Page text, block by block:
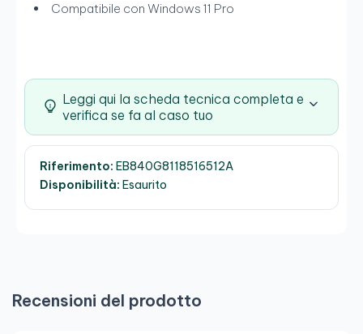
Compatibile con Windows 11 Pro
Leggi qui la scheda tecnica completa e
verifica se fa al caso tuo
Riferimento: EB840G8118516512A
Disponibilità: Esaurito
Recensioni del prodotto